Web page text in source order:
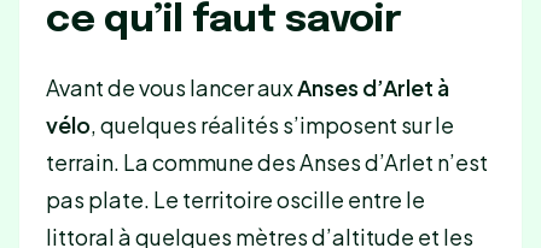
ce qu’il faut savoir
Avant de vous lancer auxAnses d’Arlet à
vélo, quelques réalités s’imposent sur le
terrain. La commune des Anses d’Arlet n’est
pas plate. Le territoire oscille entre le
littoral à quelques mètres d’altitude et les